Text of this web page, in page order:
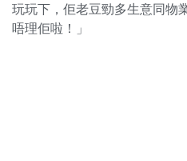
玩玩下，佢老豆勁多生意同物
唔理佢啦！」